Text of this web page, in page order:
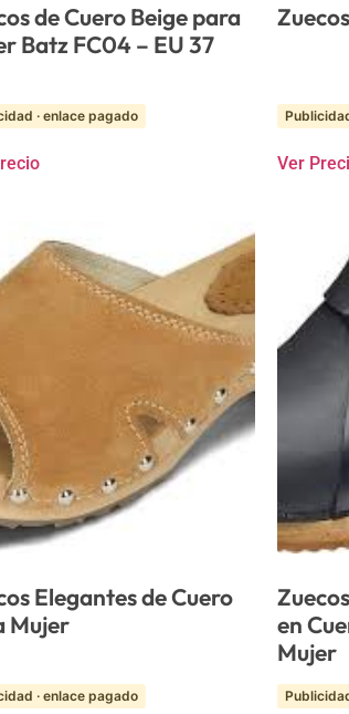
de Cuero Beige para
Batz FC04 – EU 37
· enlace pagado
Ver
Elegantes de Cuero
Mujer
· enlace pagado
en
Mujer